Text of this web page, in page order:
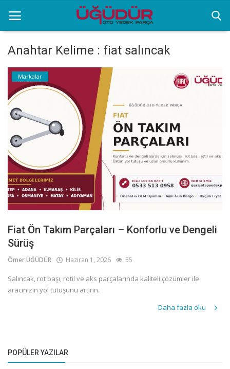
Anasayfa
Markalar
Ürünlerimiz
Sektörel Bilgiler
Galeri
İletişim
Anahtar Kelime : fiat salıncak
Markalar
Fiat Ön Takım Parçaları – Konforlu ve Dengeli
Sürüş
Ömer ÜĞÜDÜR Haziran 1, 2026 55
Salıncak, rot başı, rotil ve aks parçalarında kaliteli çözümler ile
aracınızın yol tutuşunu artırın.
Daha fazla oku
POPÜLER YAZILAR